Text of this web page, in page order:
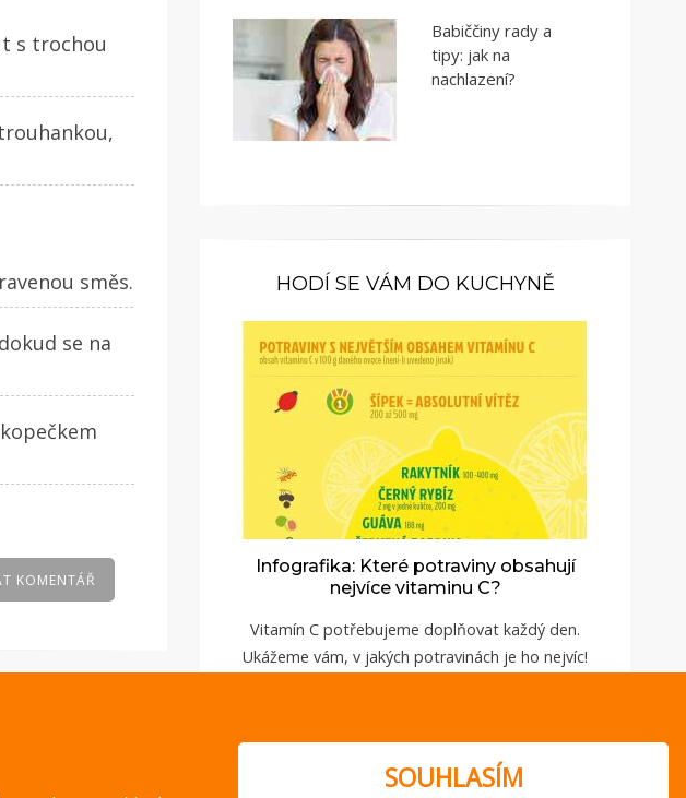
s trochou
směs.
se na
KOMENTÁŘ
Babiččiny rady a
tipy: jak na
nachlazení?
HODÍ SE VÁM DO KUCHYNĚ
Infografika: Které potraviny obsahují
nejvíce vitaminu C?
Vitamín C potřebujeme doplňovat každý den.
Ukážeme vám, v jakých potravinách je ho nejvíc!
SOUHLASÍM